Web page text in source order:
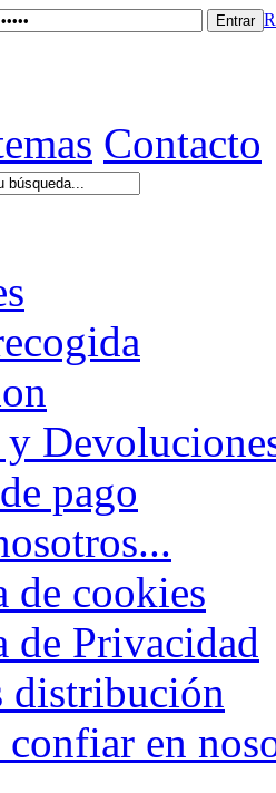
Contacto
pago
de cookies
de Privacidad
distribución
confiar en